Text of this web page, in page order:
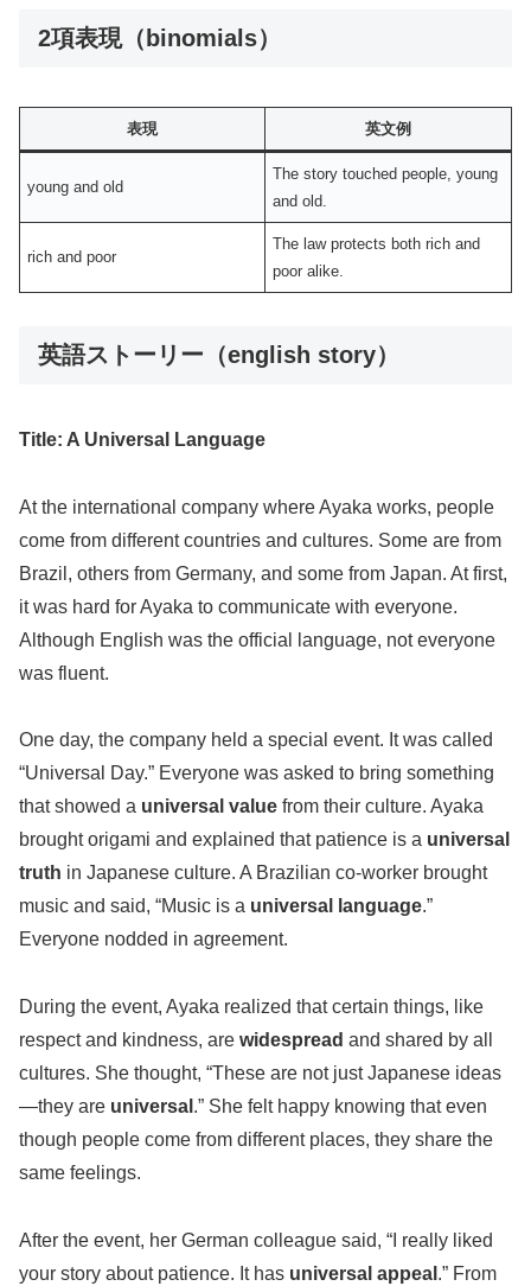
2項表現（binomials）
表現 英文例
young and old
The story touched people, young
and old.
rich and poor
The law protects both rich and
poor alike.
英語ストーリー（english story）
Title: A Universal Language
At the international company where Ayaka works, people
come from different countries and cultures. Some are from
Brazil, others from Germany, and some from Japan. At first,
it was hard for Ayaka to communicate with everyone.
Although English was the official language, not everyone
was fluent.
One day, the company held a special event. It was called
“Universal Day.” Everyone was asked to bring something
that showed a universal value from their culture. Ayaka
brought origami and explained that patience is a universal
truth in Japanese culture. A Brazilian co-worker brought
music and said, “Music is a universal language.”
Everyone nodded in agreement.
During the event, Ayaka realized that certain things, like
respect and kindness, are widespread and shared by all
cultures. She thought, “These are not just Japanese ideas
—they are universal .” She felt happy knowing that even
though people come from different places, they share the
same feelings.
After the event, her German colleague said, “I really liked
your story about patience. It has universal appeal .” From